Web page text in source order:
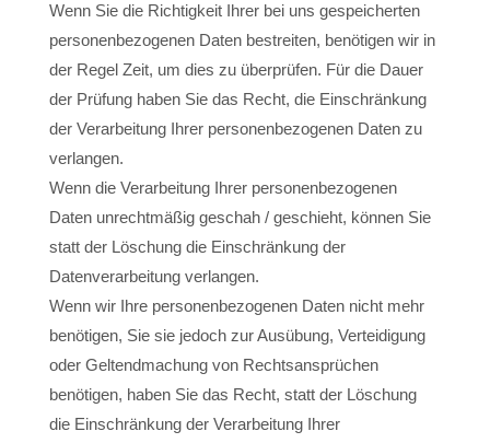
Wenn Sie die Richtigkeit Ihrer bei uns gespeicherten
personenbezogenen Daten bestreiten, benötigen wir in
der Regel Zeit, um dies zu überprüfen. Für die Dauer
der Prüfung haben Sie das Recht, die Einschränkung
der Verarbeitung Ihrer personenbezogenen Daten zu
verlangen.
Wenn die Verarbeitung Ihrer personenbezogenen
Daten unrechtmäßig geschah / geschieht, können Sie
statt der Löschung die Einschränkung der
Datenverarbeitung verlangen.
Wenn wir Ihre personenbezogenen Daten nicht mehr
benötigen, Sie sie jedoch zur Ausübung, Verteidigung
oder Geltendmachung von Rechtsansprüchen
benötigen, haben Sie das Recht, statt der Löschung
die Einschränkung der Verarbeitung Ihrer